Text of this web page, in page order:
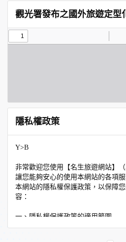
觀光署發布之國外旅遊定型
隱私權政策
Y>B
非常歡迎您使用【名生旅遊網站】
讓您能夠安心的使用本網站的各項
本網站的隱私權保護政策，以保障
容：
一、隱私權保護政策的適用範圍
隱私權保護政策內容，包括本網站